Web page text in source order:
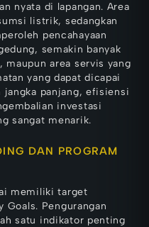
nyata di lapangan. Area
listrik, sedangkan
pencahayaan
semakin banyak
area servis yang
yang dapat dicapai
jangka panjang, efisiensi
investasi
sangat menarik.
DAN PROGRAM
memiliki target
Goals. Pengurangan
satu indikator penting